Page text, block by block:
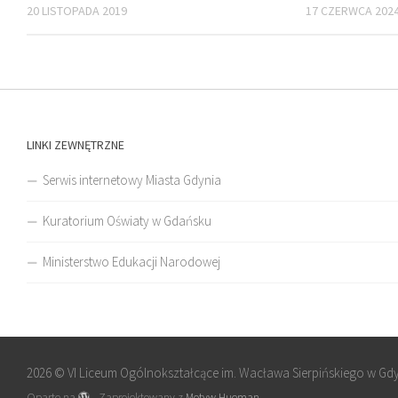
20 LISTOPADA 2019 17 CZERWCA
LINKI ZEWNĘTRZNE
Serwis internetowy Miasta Gdynia
Kuratorium Oświaty w Gdańsku
Ministerstwo Edukacji Narodowej
2026 © VI Liceum Ogólnokształcące im. Wacława Sierpińskiego w